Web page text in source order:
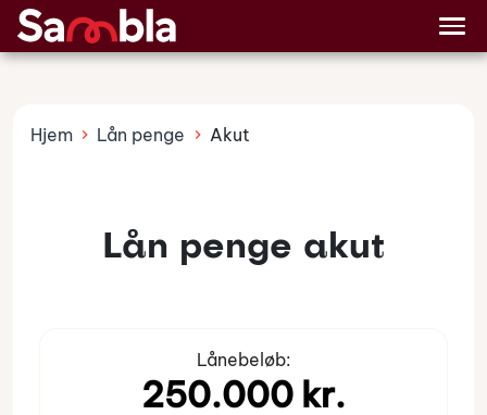
Lånetyper
Hjem Lån penge Akut
Lån penge akut
Lånebeløb: